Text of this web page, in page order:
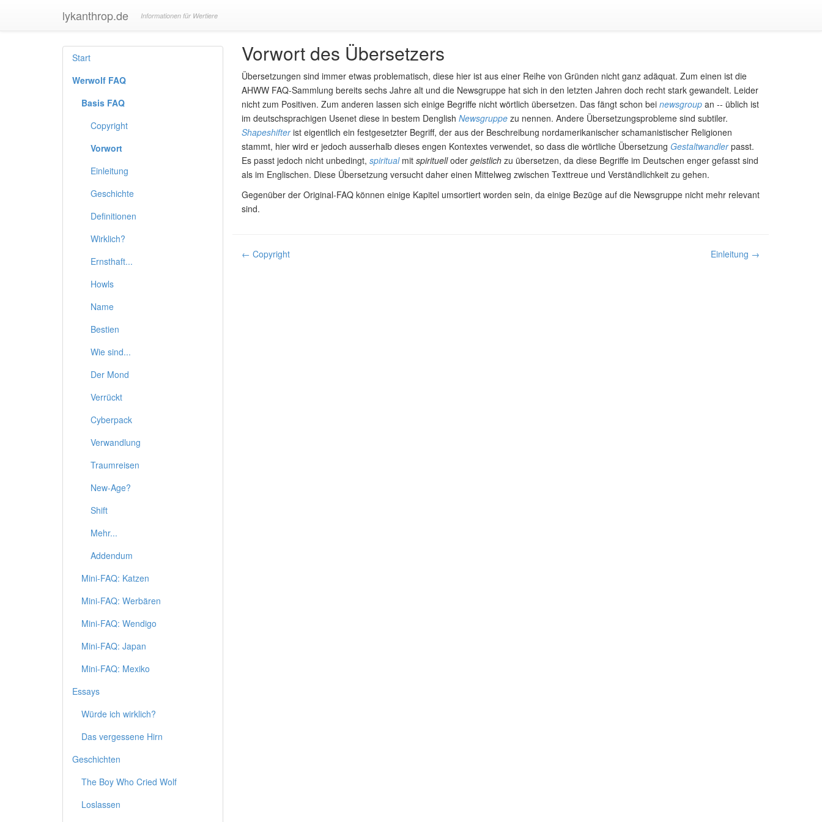
lykanthrop.de Informationen für Wertiere
Start
Werwolf FAQ
Basis FAQ
Copyright
Vorwort
Einleitung
Geschichte
Definitionen
Wirklich?
Ernsthaft...
Howls
Name
Bestien
Wie sind...
Der Mond
Verrückt
Cyberpack
Verwandlung
Traumreisen
New-Age?
Shift
Mehr...
Addendum
Mini-FAQ: Katzen
Mini-FAQ: Werbären
Mini-FAQ: Wendigo
Mini-FAQ: Japan
Mini-FAQ: Mexiko
Essays
Würde ich wirklich?
Das vergessene Hirn
Geschichten
The Boy Who Cried Wolf
Loslassen
Vorwort des Übersetzers
Übersetzungen sind immer etwas problematisch, diese hier ist aus einer Reihe von Gründen nicht ganz adäquat. Zum einen ist die
AHWW FAQ-Sammlung bereits sechs Jahre alt und die Newsgruppe hat sich in den letzten Jahren doch recht stark gewandelt. Leider
nicht zum Positiven. Zum anderen lassen sich einige Begriffe nicht wörtlich übersetzen. Das fängt schon bei newsgroupan -- üblich ist
im deutschsprachigen Usenet diese in bestem Denglish Newsgruppezu nennen. Andere Übersetzungsprobleme sind subtiler.
Shapeshifterist eigentlich ein festgesetzter Begriff, der aus der Beschreibung nordamerikanischer schamanistischer Religionen
stammt, hier wird er jedoch ausserhalb dieses engen Kontextes verwendet, so dass die wörtliche Übersetzung Gestaltwandlerpasst.
Es passt jedoch nicht unbedingt, spiritualmit spirituelloder geistlichzu übersetzen, da diese Begriffe im Deutschen enger gefasst sind
als im Englischen. Diese Übersetzung versucht daher einen Mittelweg zwischen Texttreue und Verständlichkeit zu gehen.
Gegenüber der Original-FAQ können einige Kapitel umsortiert worden sein, da einige Bezüge auf die Newsgruppe nicht mehr relevant
sind.
← Copyright Einleitung →